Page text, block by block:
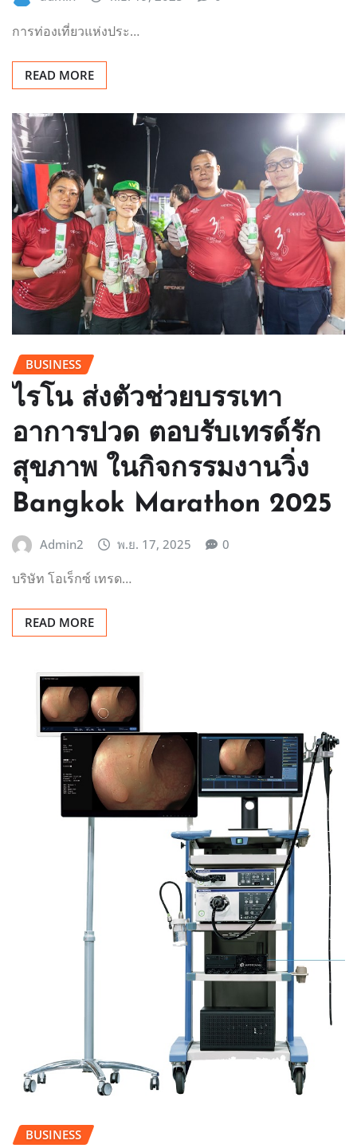
การท่องเที่ยวแห่งประ…
READ MORE
BUSINESS
ไรโน ส่งตัวช่วยบรรเทา
อาการปวด ตอบรับเทรด์รัก
สุขภาพ ในกิจกรรมงานวิ่ง
Bangkok Marathon 2025
Admin2 พ.ย. 17, 2025 0
บริษัท โอเร็กซ์ เทรด…
READ MORE
BUSINESS